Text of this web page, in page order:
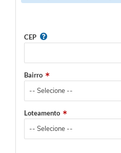
CEP
Bairro
Loteamento